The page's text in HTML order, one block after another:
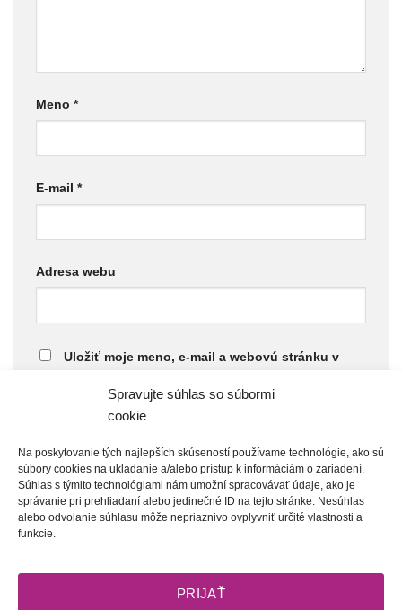
Spravujte súhlas so súbormi
cookie
Na poskytovanie tých najlepších skúseností používame technológie, ako sú
súbory cookies na ukladanie a/alebo prístup k informáciám o zariadení.
Súhlas s týmito technológiami nám umožní spracovávať údaje, ako je
správanie pri prehliadaní alebo jedinečné ID na tejto stránke. Nesúhlas
alebo odvolanie súhlasu môže nepriaznivo ovplyvniť určité vlastnosti a
funkcie.
PRIJAŤ
Meno *
E-mail *
Adresa webu
Uložiť moje meno, e-mail a webovú stránku v
tomto prehliadači pre moje budúce komentáre.
This site is protected by reCaptcha and the Google